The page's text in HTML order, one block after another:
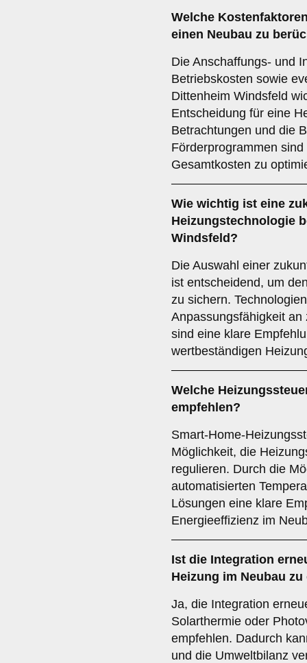
Welche
einen Neubau zu
Die Anschaffungs- und
Betriebskosten sowie
Dittenheim Windsfeld
Entscheidung für eine
Betrachtungen und die
Förderprogrammen
Gesamtkosten zu
Wie wichtig ist eine
Heizungstechnologie
Windsfeld?
Die Auswahl einer
ist entscheidend, um
zu sichern.
Anpassungsfähigkeit
sind eine klare
wertbeständigen
Welche
empfehlen?
Smart-Home-
Möglichkeit, die
regulieren. Durch die
automatisierten
Lösungen eine klare
Energieeffizienz im
Ist die Integration
Heizung im Neubau
Ja, die Integration
Solarthermie oder
empfehlen. Dadurch
und die Umweltbilanz